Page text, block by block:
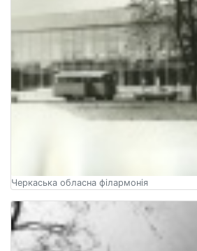
Черкаська обласна філармонія